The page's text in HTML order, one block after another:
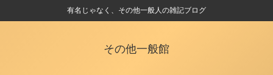
有名じゃなく、その他一般人の雑記ブログ
その他一般館